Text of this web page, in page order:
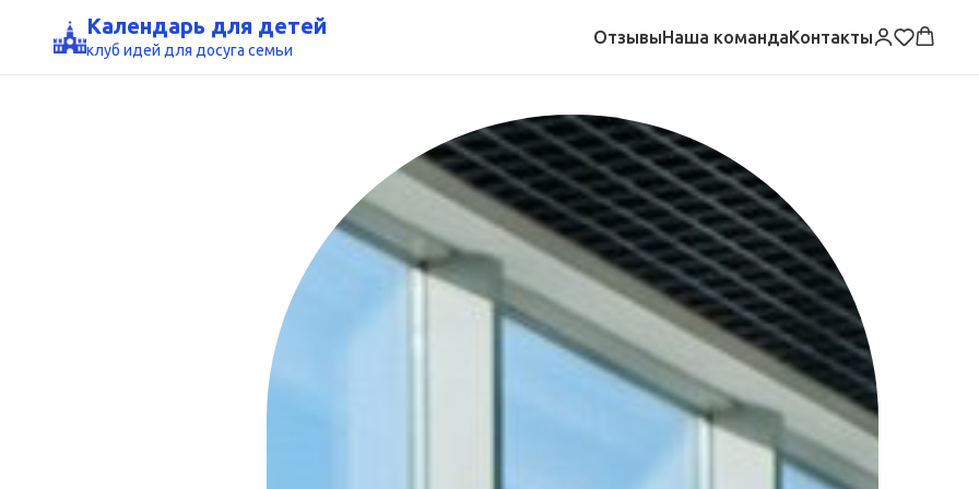
Календарь для детей
клуб идей для досуга семьи
ОтзывыНаша командаКонтакты